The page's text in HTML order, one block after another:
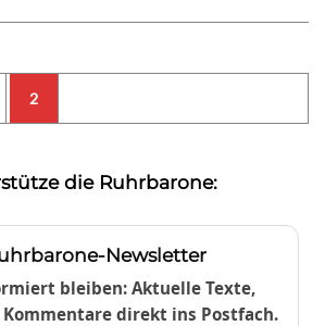
2
die Ruhrbarone:
Newsletter
bleiben: Aktuelle Texte,
direkt ins Postfach.